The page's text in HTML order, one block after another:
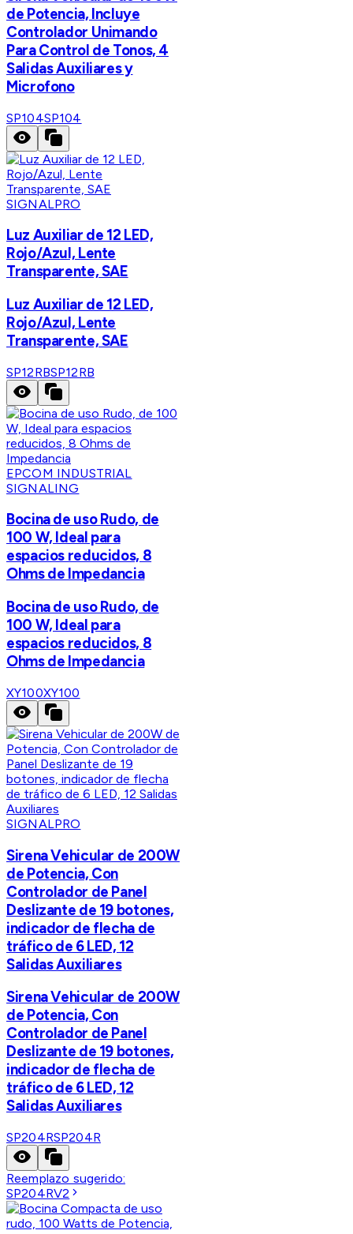
de Potencia, Incluye
Controlador Unimando
Para Control de Tonos, 4
Salidas Auxiliares y
Microfono
SP104SP104
SIGNALPRO
Luz Auxiliar de 12 LED,
Rojo/Azul, Lente
Transparente, SAE
Luz Auxiliar de 12 LED,
Rojo/Azul, Lente
Transparente, SAE
SP12RBSP12RB
EPCOM INDUSTRIAL
SIGNALING
Bocina de uso Rudo, de
100 W, Ideal para
espacios reducidos, 8
Ohms de Impedancia
Bocina de uso Rudo, de
100 W, Ideal para
espacios reducidos, 8
Ohms de Impedancia
XY100XY100
SIGNALPRO
Sirena Vehicular de 200W
de Potencia, Con
Controlador de Panel
Deslizante de 19 botones,
indicador de flecha de
tráfico de 6 LED, 12
Salidas Auxiliares
Sirena Vehicular de 200W
de Potencia, Con
Controlador de Panel
Deslizante de 19 botones,
indicador de flecha de
tráfico de 6 LED, 12
Salidas Auxiliares
SP204RSP204R
Reemplazo sugerido:
SP204RV2